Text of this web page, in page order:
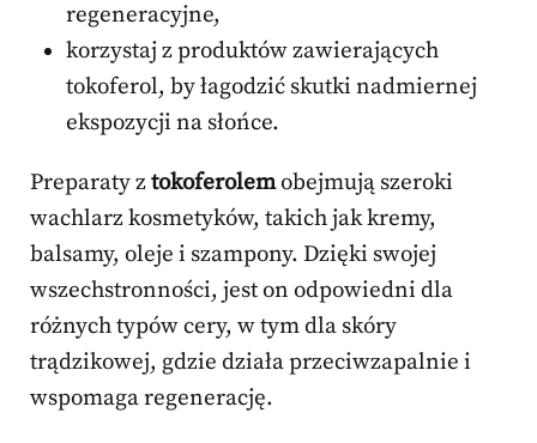
regeneracyjne,
korzystaj z produktów zawierających
tokoferol, by łagodzić skutki nadmiernej
ekspozycji na słońce.
Preparaty ztokoferolemobejmują szeroki
wachlarz kosmetyków, takich jak kremy,
balsamy, oleje i szampony. Dzięki swojej
wszechstronności, jest on odpowiedni dla
różnych typów cery, w tym dla skóry
trądzikowej, gdzie działa przeciwzapalnie i
wspomaga regenerację.